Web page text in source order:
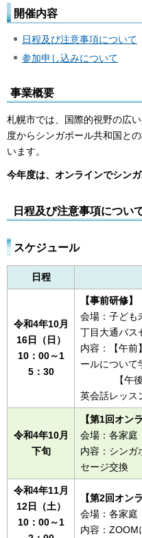
開催内容
日程及び注意事項について
参加申し込みについて
事業概要
札幌市では、国際的視野の広
度からシンガポール共和国と
います。
今年度は、オンラインでシン
日程及び注意事項につい
スケジュール
日程
令和4年10月
16日（日）
10：00～1
5：30
【事前研修】
会場：子ども
丁目大通バス
内容：【午前
ールについて
【午後】
英会話レッス
令和4年10月
下旬
【第1回オン
会場：各家庭
内容：シンガ
セージ交換
令和4年11月
12日（土）
10：00～1
【第2回オン
会場：各家庭
内容：ZOOM